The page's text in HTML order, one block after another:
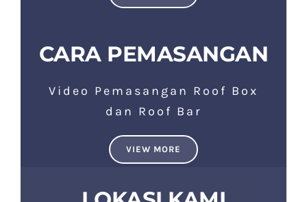
CARA PEMASANGAN
Video Pemasangan Roof Box
dan Roof Bar
VIEW MORE